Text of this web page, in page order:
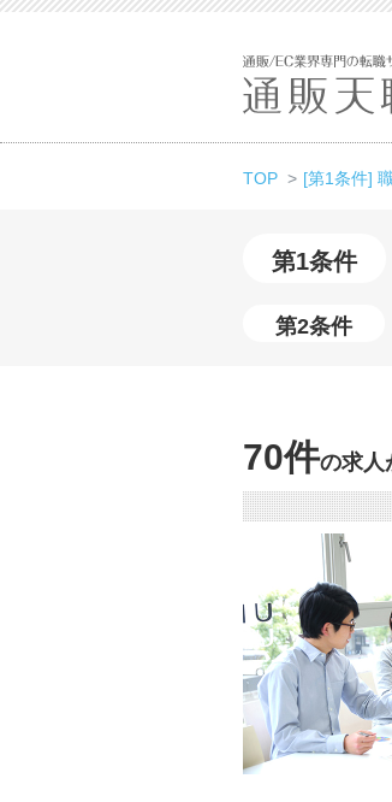
TOP [第1条件]
第1条件
第2条件
70件の求人